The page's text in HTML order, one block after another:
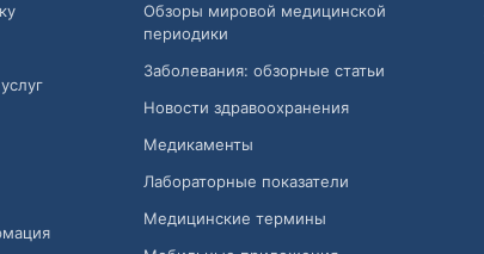
Обзоры мировой медицинской
периодики
Заболевания: обзорные статьи
Новости здравоохранения
Медикаменты
Лабораторные показатели
Медицинские термины